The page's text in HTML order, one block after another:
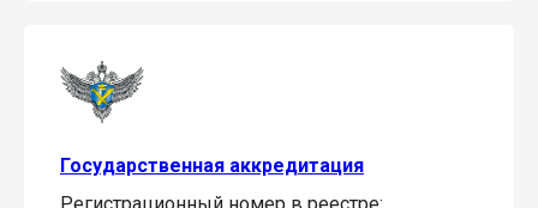
Государственная аккредитация
Регистрационный номер в реестре: